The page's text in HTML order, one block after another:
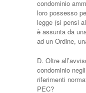
condominio
loro possesso
legge (si pensi
è assunta da
ad un Ordine,
D. Oltre
condominio
riferimenti
PEC?